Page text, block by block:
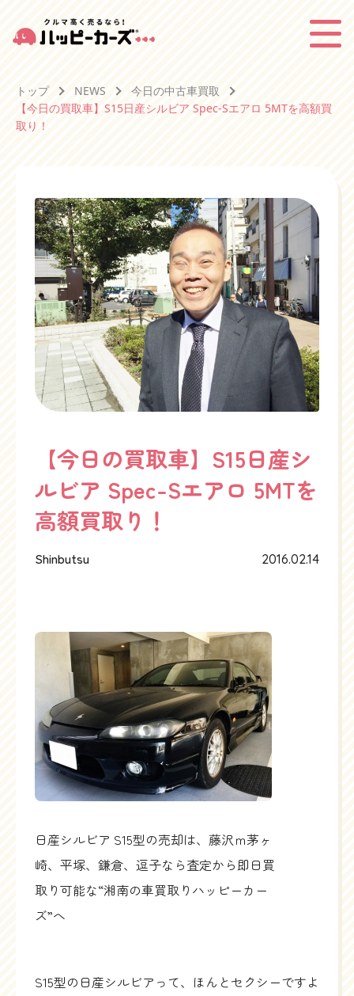
トップ NEWS
今日の中古車買取
【今日の買取車】S15日産シルビア Spec-Sエアロ 5MTを高額買
取り！
【今日の買取車】S15日産シ
ルビア Spec-Sエアロ 5MTを
高額買取り！
Shinbutsu 2016.02.14
日産シルビア S15型の売却は、藤沢ｍ茅ヶ
崎、平塚、鎌倉、逗子なら査定から即日買
取り可能な“湘南の車買取りハッピーカー
ズ”へ
S15型の日産シルビアって、ほんとセクシーですよ